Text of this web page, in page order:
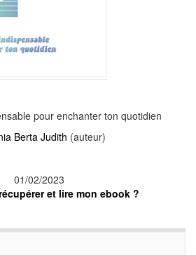
pour enchanter ton quotidien
Berta Judith (auteur)
01/02/2023
et lire mon ebook ?